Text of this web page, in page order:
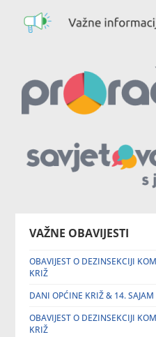
VAŽNE OBAVIJESTI
OBAVIJEST O DEZINSEKCIJI
KRIŽ
DANI OPĆINE KRIŽ & 14.
OBAVIJEST O DEZINSEKCIJI
KRIŽ